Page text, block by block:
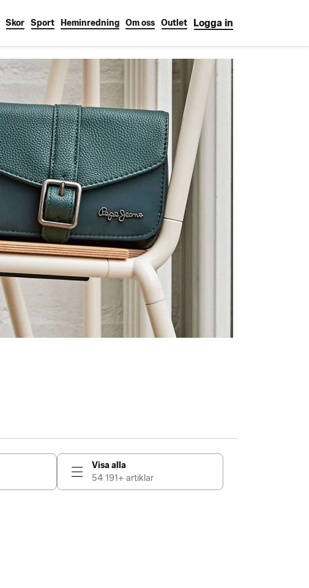
Skor Sport Heminredning Om oss Outlet Logga in
Visa alla
54 191+ artiklar